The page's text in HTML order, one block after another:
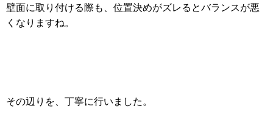
壁面に取り付ける際も、位置決めがズレるとバランスが悪
くなりますね。
その辺りを、丁寧に行いました。